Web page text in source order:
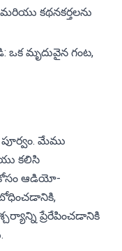
కథనకర్తలను
ఒక మృదువైన గంట,
మేము
కలిసి
కోసం ఆడియో-
ప్రేరేపించడానికి